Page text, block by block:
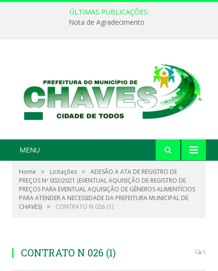
ÚLTIMAS PUBLICAÇÕES:
Nota de Agradecimento
MENU
Home » Licitações »
ADESÃO A ATA DE REGISTRO DE
PREÇOS Nº 002/2021 (EVENTUAL AQUISIÇÃO DE REGISTRO DE
PREÇOS PARA EVENTUAL AQUISIÇÃO DE GÊNEROS ALIMENTÍCIOS
PARA ATENDER A NECESSIDADE DA PREFEITURA MUNICIPAL DE
CHAVES) » CONTRATO N 026 (1)
CONTRATO N 026 (1) 0